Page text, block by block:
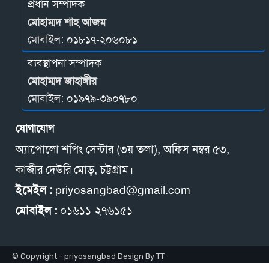
প্রধান সম্পাদক
মোহাম্মদ শাহ আজম
মোবাইল: ০১৮১৭-২০৬০৮১
ব্যবস্থাপনা সম্পাদক
মোহাম্মদ জাহাঙ্গীর
মোবাইল: ০১৯৭৯-৩৯০৭৮০
যোগাযোগ
অ্যাপোলো শপিং সেন্টার (৩য় তলা), অফিস নম্বর ৫৩,
কাজীর দেউরি মোড়, চট্টগ্রাম।
ইমেইল : priyosangbad@gmail.com
মোবাইল : ০১৬১১-২৭৬১৫১
© Copyright - priyosangbad Design By TT